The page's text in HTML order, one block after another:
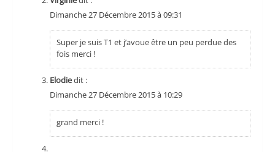
Dimanche 27 Décembre 2015 à 09:31
Super je suis T1 et j’avoue être un peu perdue des
fois merci !
Elodiedit :
Dimanche 27 Décembre 2015 à 10:29
grand merci !